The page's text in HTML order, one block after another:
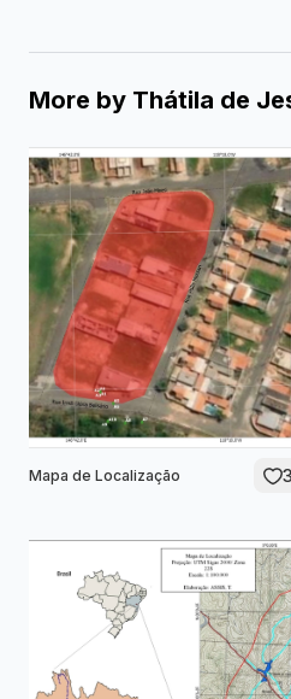
More by Thátila de
Mapa de Localização 3